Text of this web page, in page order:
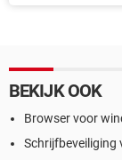
BEKIJK OOK
Browser voor
Schrijfbeveiliging